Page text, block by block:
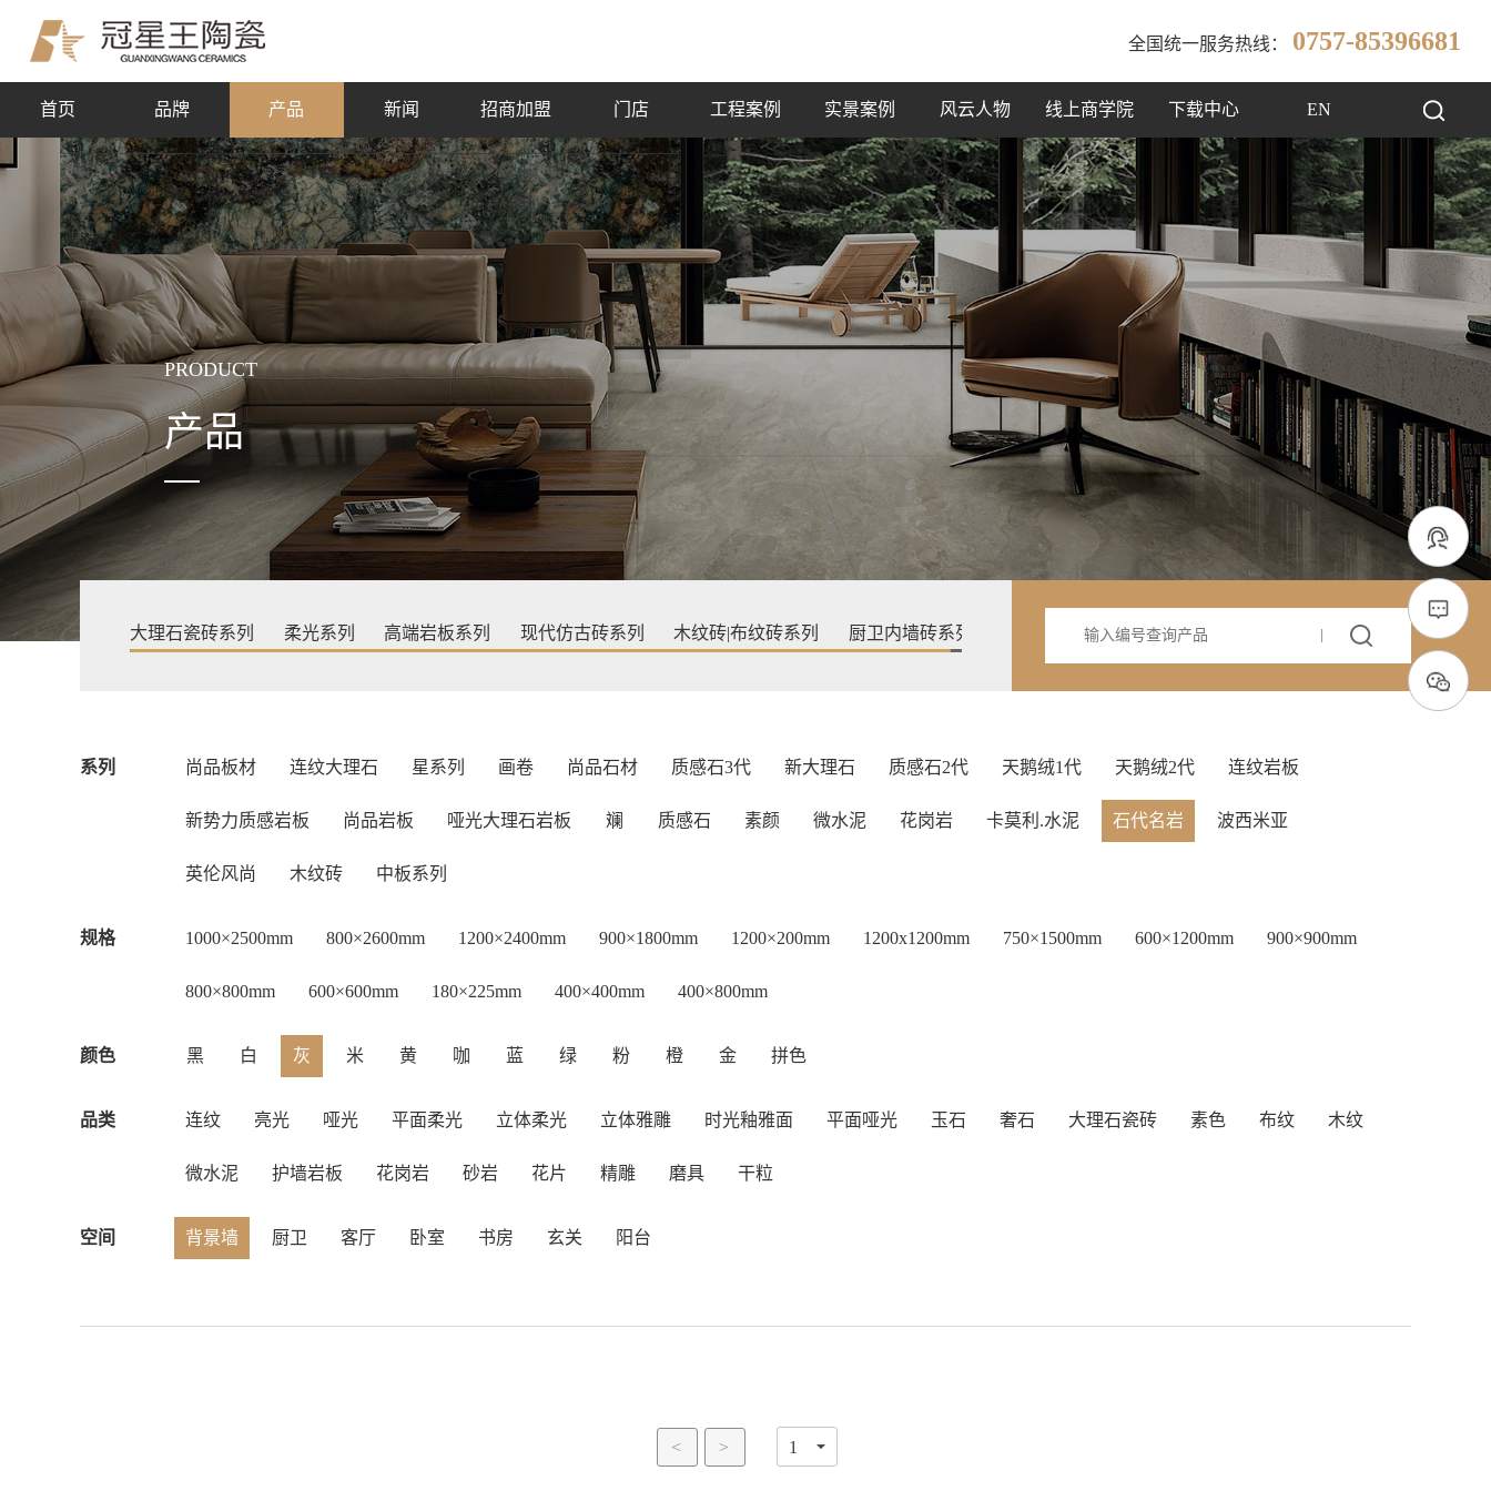
全国统一服务热线： 0757-85396681
首页 品牌 产品 新闻 招商加盟 门店 工程案例 实景案例 风云人物 线上商学院 下载中心 EN
PRODUCT
产品
大理石瓷砖系列 柔光系列 高端岩板系列 现代仿古砖系列 木纹砖|布纹砖系列 厨卫内墙砖系列
系列 尚品板材 连纹大理石 星系列 画卷 尚品石材 质感石3代 新大理石 质感石2代 天鹅绒1代 天鹅绒2代 连纹岩板
新势力质感岩板 尚品岩板 哑光大理石岩板 斓 质感石 素颜 微水泥 花岗岩 卡莫利.水泥 石代名岩 波西米亚
英伦风尚 木纹砖 中板系列
规格 1000×2500mm 800×2600mm 1200×2400mm 900×1800mm 1200×200mm 1200x1200mm 750×1500mm 600×1200mm 900×900mm
800×800mm 600×600mm 180×225mm 400×400mm 400×800mm
颜色 黑 白 灰 米 黄 咖 蓝 绿 粉 橙 金 拼色
品类 连纹 亮光 哑光 平面柔光 立体柔光 立体雅雕 时光釉雅面 平面哑光 玉石 奢石 大理石瓷砖 素色 布纹 木纹
微水泥 护墙岩板 花岗岩 砂岩 花片 精雕 磨具 干粒
空间 背景墙 厨卫 客厅 卧室 书房 玄关 阳台
< >